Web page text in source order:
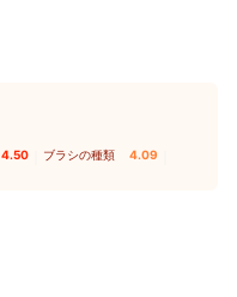
4.50 ブラシの種類 4.09